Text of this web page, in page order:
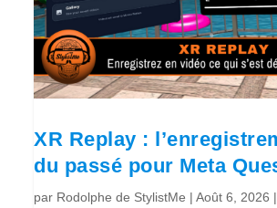
XR Replay :
du passé pour Meta
par Rodolphe de StylistMe |Août 6, 2026